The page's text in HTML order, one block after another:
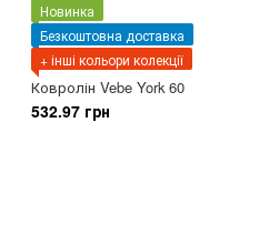
Новинка
Безкоштовна доставка
+ інші кольори колекції
Ковролін Vebe York 60
532.97 грн